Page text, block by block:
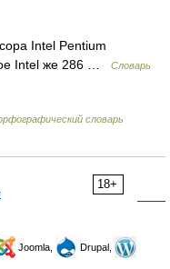
Intel Pentium
Intel же 286 …
Словарь
словарь
18+
Joomla,
Drupal,